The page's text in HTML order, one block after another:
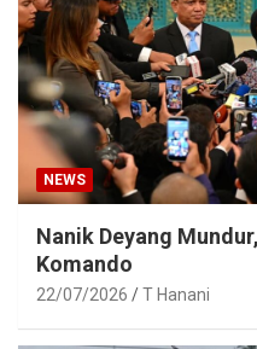
NEWS
Nanik Deyang
Komando
22/07/2026 T Hanani